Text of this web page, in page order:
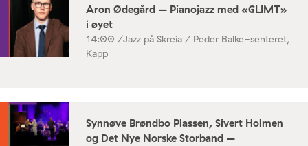
Aron Ødegård – Pianojazz med «GLIMT»
i øyet
14:00 /Jazz på Skreia / Peder Balke-senteret,
Kapp
Synnøve Brøndbo Plassen, Sivert Holmen
og Det Nye Norske Storband –